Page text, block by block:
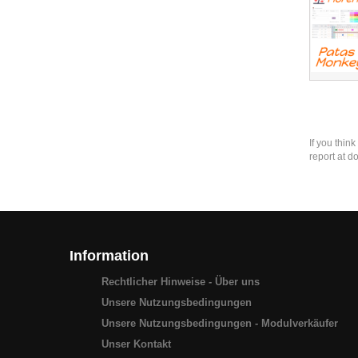
If you
report at
Information
Rechtlicher Hinweise - Über uns
Unsere Nutzungsbedingungen
Unsere Nutzungsbedingungen - Modulverkäufer
Unser Kontakt